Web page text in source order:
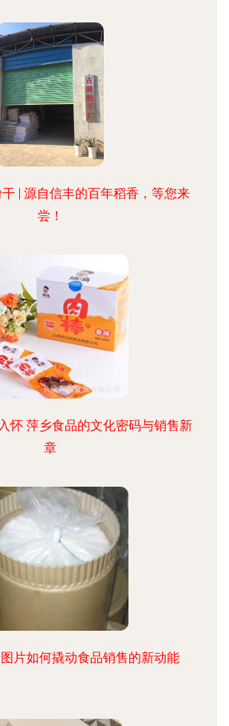
干 | 源自信丰的百年稻香，等您来
尝！
怀 萍乡食品的文化密码与销售新
章
片如何撬动食品销售的新动能